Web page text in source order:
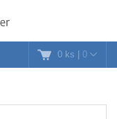
0 ks | 0